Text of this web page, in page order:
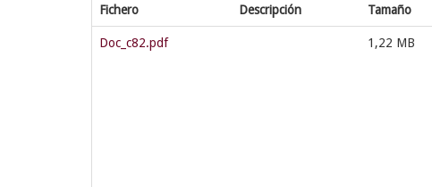
Fichero Descripción Tamaño
Doc_c82.pdf 1,22 MB